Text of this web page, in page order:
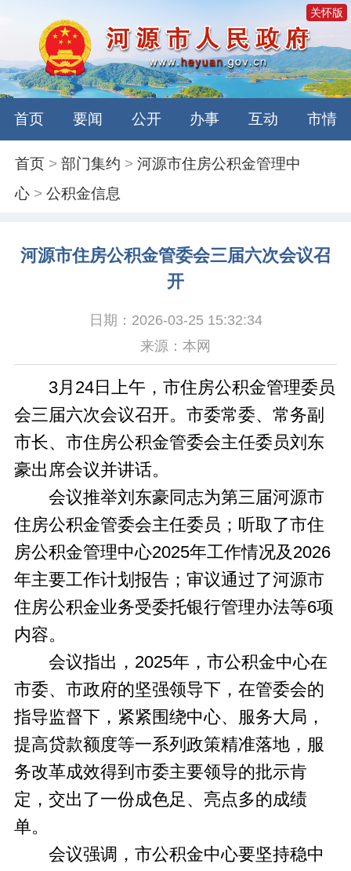
关怀版
首页 要闻 公开 办事 互动 市情
首页 >部门集约 >河源市住房公积金管理中
心 >公积金信息
河源市住房公积金管委会三届六次会议召
开
日期：2026-03-25 15:32:34
来源：本网
3月24日上午，市住房公积金管理委员
会三届六次会议召开。市委常委、常务副
市长、市住房公积金管委会主任委员刘东
豪出席会议并讲话。
会议推举刘东豪同志为第三届河源市
住房公积金管委会主任委员；听取了市住
房公积金管理中心2025年工作情况及2026
年主要工作计划报告；审议通过了河源市
住房公积金业务受委托银行管理办法等6项
内容。
会议指出，2025年，市公积金中心在
市委、市政府的坚强领导下，在管委会的
指导监督下，紧紧围绕中心、服务大局，
提高贷款额度等一系列政策精准落地，服
务改革成效得到市委主要领导的批示肯
定，交出了一份成色足、亮点多的成绩
单。
会议强调，市公积金中心要坚持稳中